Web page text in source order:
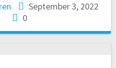
September 3, 2022
0